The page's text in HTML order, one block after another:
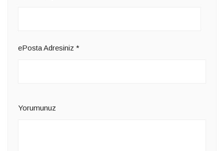
ePosta Adresiniz *
Yorumunuz